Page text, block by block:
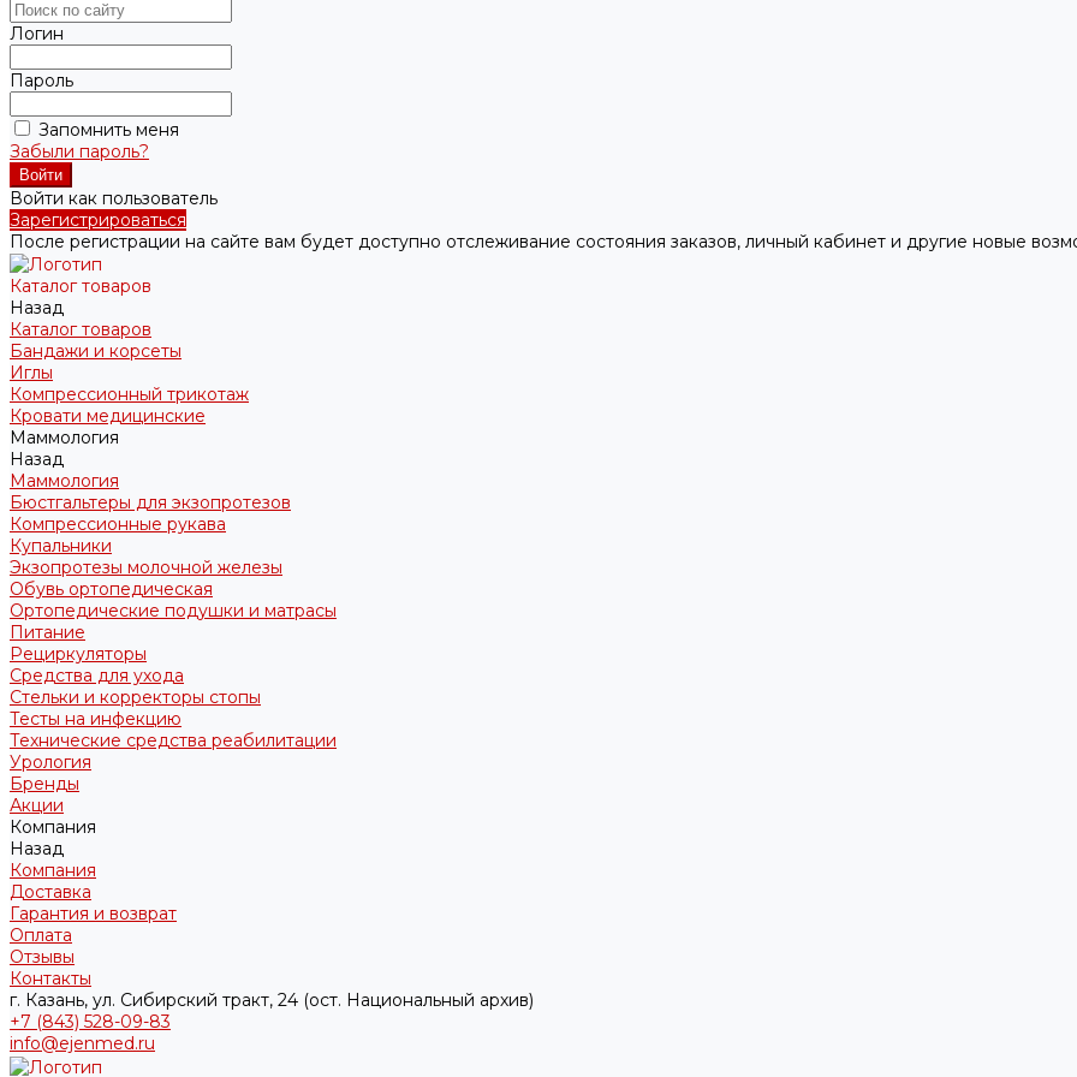
Логин
Пароль
Запомнить меня
Забыли пароль?
Войти как пользователь
Зарегистрироваться
После регистрации на сайте вам будет доступно отслеживание состояния заказов, личный кабинет и другие новые
Каталог товаров
Назад
Каталог товаров
Бандажи и корсеты
Иглы
Компрессионный трикотаж
Кровати медицинские
Маммология
Назад
Маммология
Бюстгальтеры для экзопротезов
Компрессионные рукава
Купальники
Экзопротезы молочной железы
Обувь ортопедическая
Ортопедические подушки и матрасы
Питание
Рециркуляторы
Средства для ухода
Стельки и корректоры стопы
Тесты на инфекцию
Технические средства реабилитации
Урология
Бренды
Акции
Компания
Назад
Компания
Доставка
Гарантия и возврат
Оплата
Отзывы
Контакты
г. Казань, ул. Сибирский тракт, 24 (ост. Национальный архив)
+7 (843) 528-09-83
info@ejenmed.ru